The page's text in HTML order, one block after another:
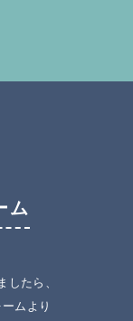
ム
したら、
ムより